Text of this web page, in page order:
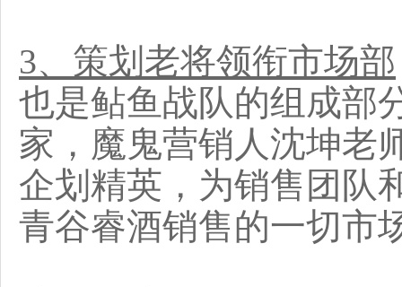
3、策划老将领衔市场部
也是鲇鱼战队的组成部
家，魔鬼营销人沈坤老
企划精英，为销售团队
青谷睿酒销售的一切市